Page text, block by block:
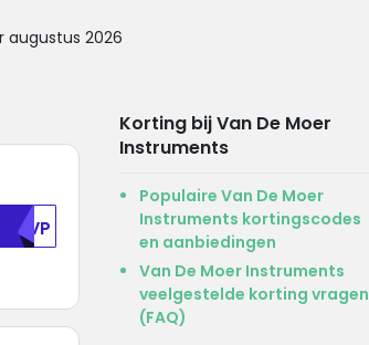
augustus 2026
UKVP
Korting bij Van De Moer
Instruments
Populaire Van De Moer
Instruments kortingscodes
en aanbiedingen
Van De Moer Instruments
veelgestelde korting vragen
(FAQ)